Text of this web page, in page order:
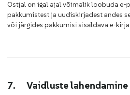
Ostjal on igal ajal võimalik loobuda e-
pakkumistest ja uudiskirjadest andes
või järgides pakkumisi sisaldava e-
7. Vaidluste lahendamine